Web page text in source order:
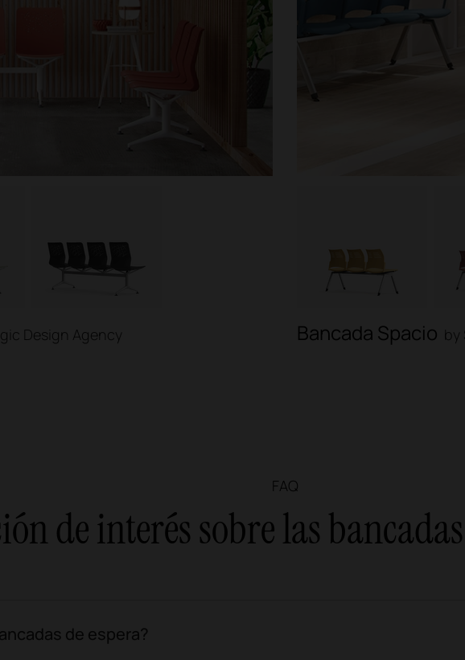
Design Agency Bancada Spacio by
FAQ
de interés sobre las
de espera?